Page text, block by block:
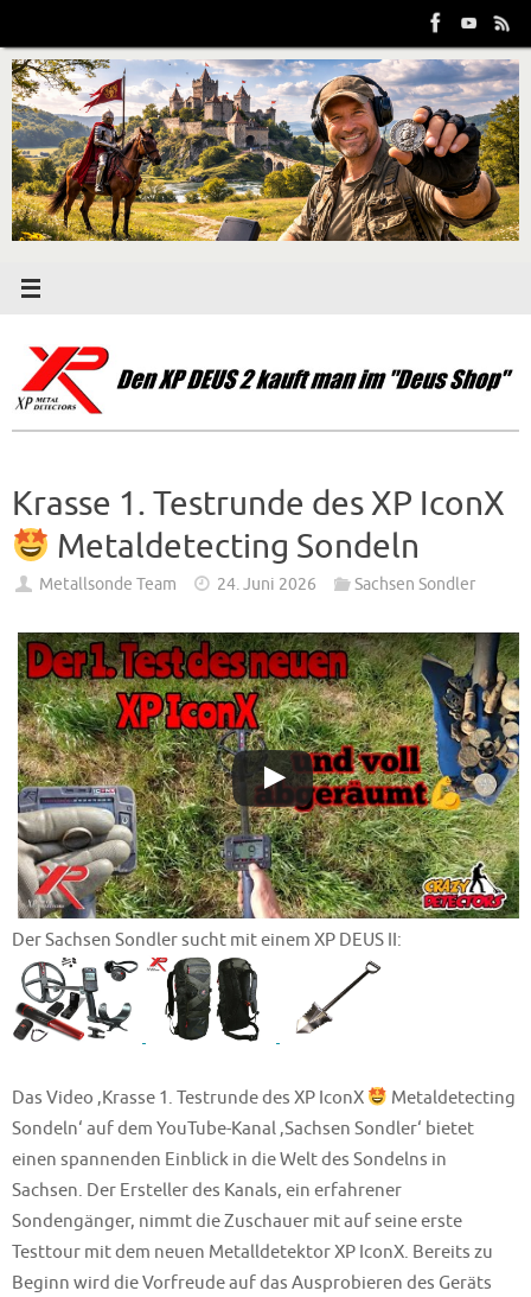
Inhalt
springen
Krasse 1. Testrunde des XP IconX
Metaldetecting Sondeln
Metallsonde Team 24. Juni 2026 Sachsen Sondler
Der Sachsen Sondler sucht mit einem XP DEUS II:
Das Video ‚Krasse 1. Testrunde des XP IconX
Metaldetecting
Sondeln‘ auf dem YouTube-Kanal ‚Sachsen Sondler‘ bietet
einen spannenden Einblick in die Welt des Sondelns in
Sachsen. Der Ersteller des Kanals, ein erfahrener
Sondengänger, nimmt die Zuschauer mit auf seine erste
Testtour mit dem neuen Metalldetektor XP IconX. Bereits zu
Beginn wird die Vorfreude auf das Ausprobieren des Geräts